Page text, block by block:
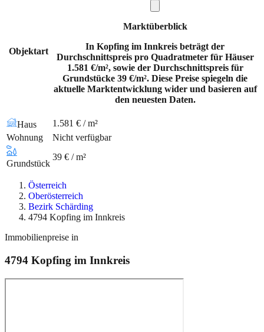
Objektart
Marktüberblick
In Kopfing im Innkreis beträgt der
Durchschnittspreis pro Quadratmeter für Häuser
1.581 €/m², sowie der Durchschnittspreis für
Grundstücke 39 €/m². Diese Preise spiegeln die
aktuelle Marktentwicklung wider und basieren auf
den neuesten Daten.
Haus
1.581 € / m²
Wohnung
Nicht verfügbar
Grundstück
39 € / m²
Österreich
Oberösterreich
Bezirk Schärding
4794 Kopfing im Innkreis
Immobilienpreise in
4794 Kopfing im Innkreis